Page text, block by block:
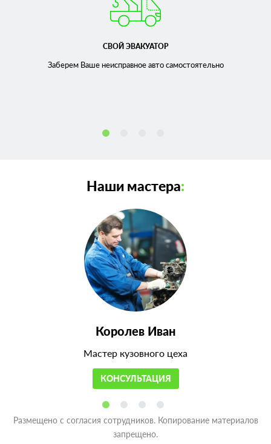
СВОЙ ЭВАКУАТОР
Заберем Ваше неисправноеавто самостоятельно
Наши мастера:
Королев Иван
Мастер кузовного цеха
КОНСУЛЬТАЦИЯ
Размещено с согласия сотрудников. Копирование материалов
запрещено.